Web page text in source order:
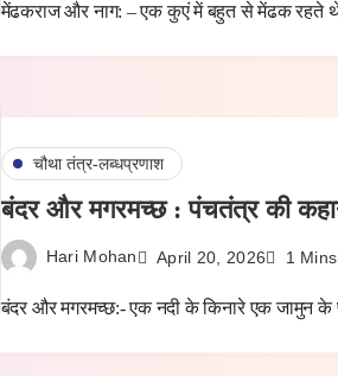
मेंढकराज और नाग: – एक कुएं में बहुत से मेंढक रहते
चौथा तंत्र-लब्धप्रणाश
बंदर और मगरमच्छ : पंचतंत्र की
Hari Mohan April 20, 2026 1 Mins
बंदर और मगरमच्छ:- एक नदी के किनारे एक जामुन